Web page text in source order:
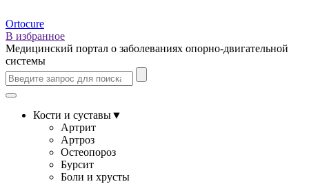
Ortocure
В избранное
Медицинский портал о заболеваниях опорно-двигательной
системы
Кости и суставы▼
Артрит
Артроз
Остеопороз
Бурсит
Боли и хрусты